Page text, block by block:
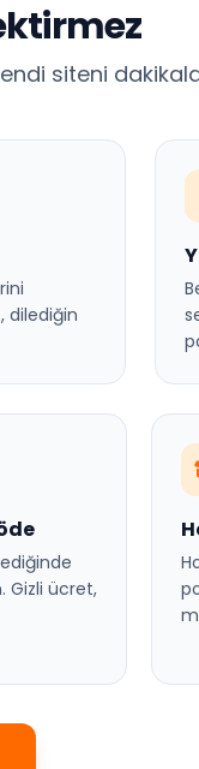
siteni
dilediğin
Gizli ücret,